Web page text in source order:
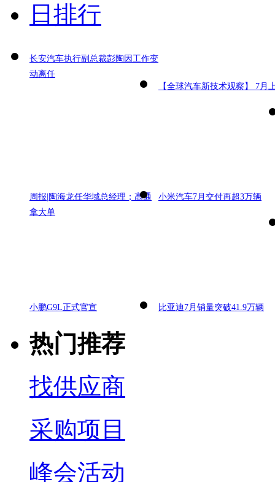
日排行
长安汽车执行副总裁彭陶因工作变
动离任
【全球汽车新技术观察】 7月
周报|陶海龙任华域总经理；高通
拿大单
小米汽车7月交付再超3万辆
小鹏G9L正式官宣 比亚迪7月销量突破41.9万辆
热门推荐
找供应商
采购项目
峰会活动